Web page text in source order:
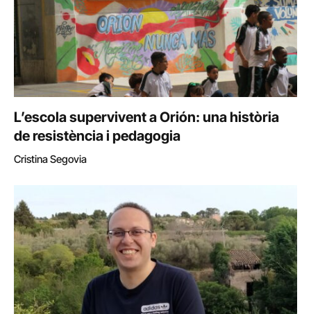
L’escola supervivent a Orión: una història
de resistència i pedagogia
Cristina Segovia